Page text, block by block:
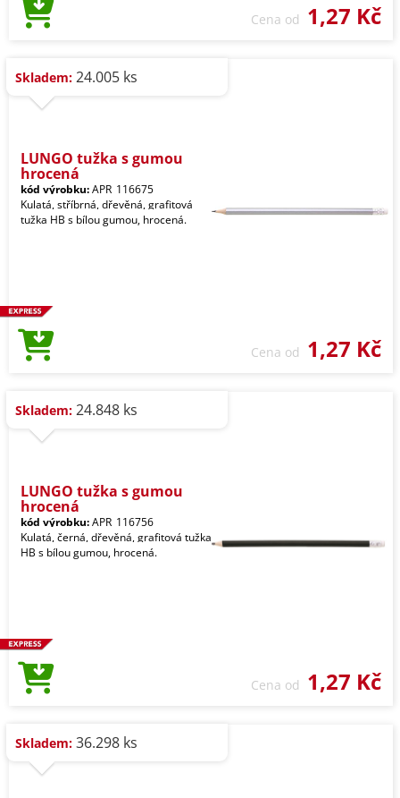
Cena od 1,27 Kč
Skladem: 24.005 ks
LUNGO tužka s gumou
hrocená
kód výrobku:APR_116675
Kulatá, stříbrná, dřevěná, grafitová
tužka HB s bílou gumou, hrocená.
Cena od 1,27 Kč
Skladem: 24.848 ks
LUNGO tužka s gumou
hrocená
kód výrobku:APR_116756
Kulatá, černá, dřevěná, grafitová tužka
HB s bílou gumou, hrocená.
Cena od 1,27 Kč
Skladem: 36.298 ks